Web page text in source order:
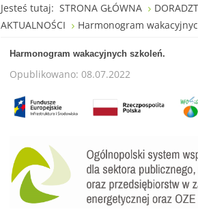
Jesteś tutaj: STRONA GŁÓWNA
AKTUALNOŚCI
Harmonogram
Harmonogram wakacyjnych szkoleń.
Opublikowano: 08.07.2022